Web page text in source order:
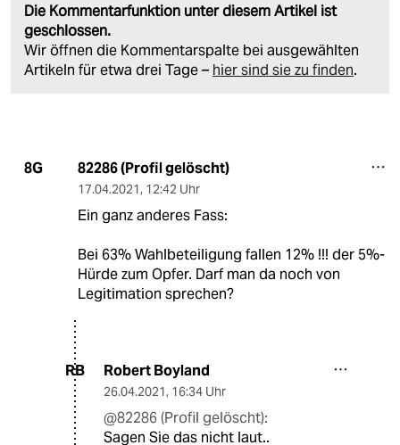
Die Kommentarfunktion unter diesem Artikel ist
geschlossen.
Wir öffnen die Kommentarspalte bei ausgewählten
Artikeln für etwa drei Tage – hier sind sie zu finden.
8G 82286 (Profil gelöscht)
17.04.2021, 12:42 Uhr
Ein ganz anderes Fass:
Bei 63% Wahlbeteiligung fallen 12% !!! der 5%-
Hürde zum Opfer. Darf man da noch von
Legitimation sprechen?
RB Robert Boyland
26.04.2021, 16:34 Uhr
@82286 (Profil gelöscht):
Sagen Sie das nicht laut..